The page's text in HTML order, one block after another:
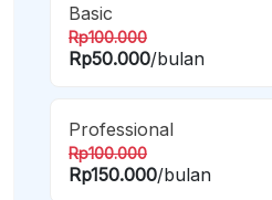
Basic
Rp100.000
Rp50.000/bulan
Professional
Rp100.000
Rp150.000/bulan